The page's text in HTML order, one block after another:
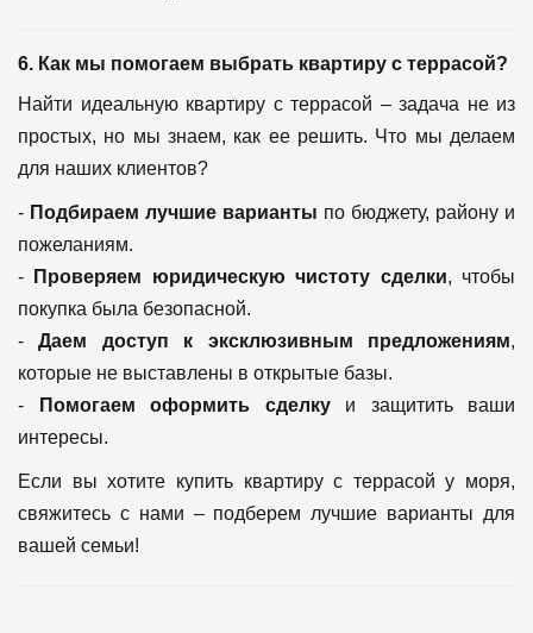
6. Как мы помогаем выбрать квартиру с террасой?
Найти идеальную квартиру с террасой – задача не из
простых, но мы знаем, как ее решить. Что мы делаем
для наших клиентов?
- Подбираем лучшие варианты по бюджету, району и
пожеланиям.
-
Проверяем юридическую чистоту сделки, чтобы
покупка была безопасной.
-Даем доступ к эксклюзивным предложениям,
которые не выставлены в открытые базы.
-
Помогаем оформить сделкуи защитить ваши
интересы.
Если вы хотите купить квартиру с террасой у моря,
свяжитесь с нами – подберем лучшие варианты для
вашей семьи!